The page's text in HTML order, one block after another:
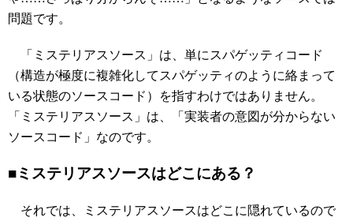
問題です。
「ミステリアスソース」は、単にスパゲッティコード
（構造が極度に複雑化してスパゲッティのように絡まって
いる状態のソースコード）を指すわけではありません。
「ミステリアスソース」は、「実装者の意図が分からない
ソースコード」なのです。
■ミステリアスソースはどこにある？
それでは、ミステリアスソースはどこに隠れているので